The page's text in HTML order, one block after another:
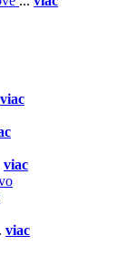
viac
viac
viac